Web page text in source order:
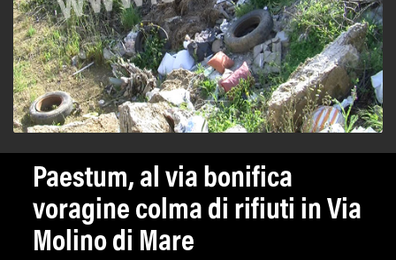
Paestum, al via bonifica
voragine colma di rifiuti in Via
Molino di Mare